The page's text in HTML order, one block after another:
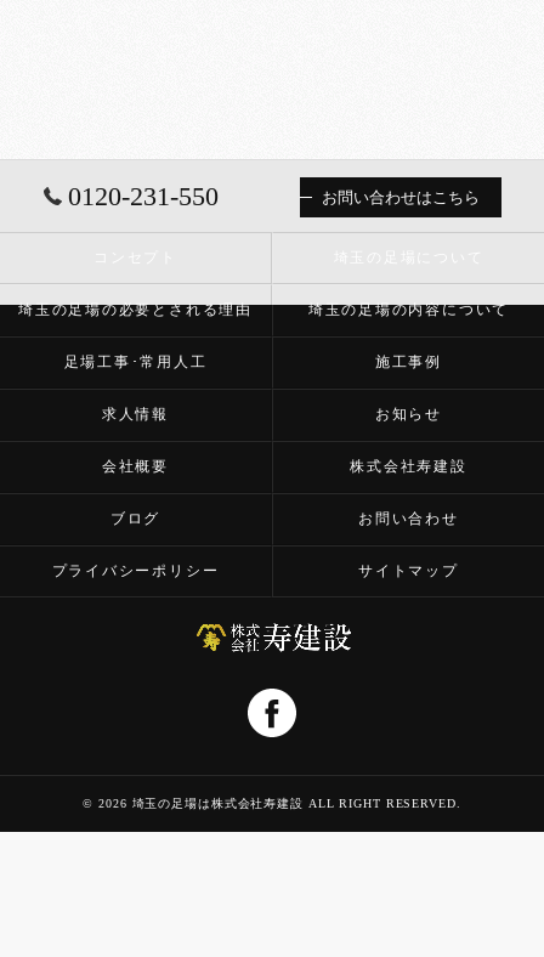
0120-231-550 お問い合わせはこちら
埼玉の足場の必要とされる理由 埼玉の足場の内容について
足場工事･常用人工 施工事例
求人情報 お知らせ
会社概要 株式会社寿建設
ブログ お問い合わせ
プライバシーポリシー サイトマップ
© 2026 埼玉の足場は株式会社寿建設 ALL RIGHT RESERVED.